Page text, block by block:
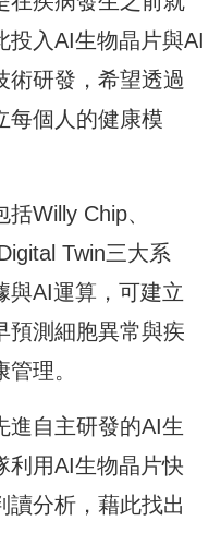
投入AI生物晶片與AI
術研發，希望透過
每個人的健康模
Willy Chip、
Twin三大系
與AI運算，可建立
預測細胞異常與疾
理。
進自主研發的AI生
利用AI生物晶片快
讀分析，藉此找出